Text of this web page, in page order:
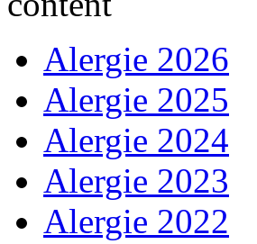
Alergie 2026
Alergie 2025
Alergie 2024
Alergie 2023
Alergie 2022